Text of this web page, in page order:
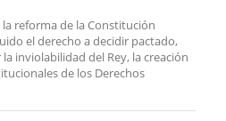
reforma de la Constitución
el derecho a decidir pactado,
inviolabilidad del Rey, la creación
de los Derechos